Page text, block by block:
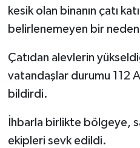
kesik olan binanın çatı
belirlenemeyen bir
Çatıdan alevlerin
vatandaşlar durumu 112
bildirdi.
İhbarla birlikte bölgeye,
ekipleri sevk edildi.